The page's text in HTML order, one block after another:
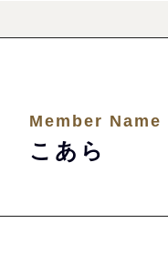
Member Name
こあら